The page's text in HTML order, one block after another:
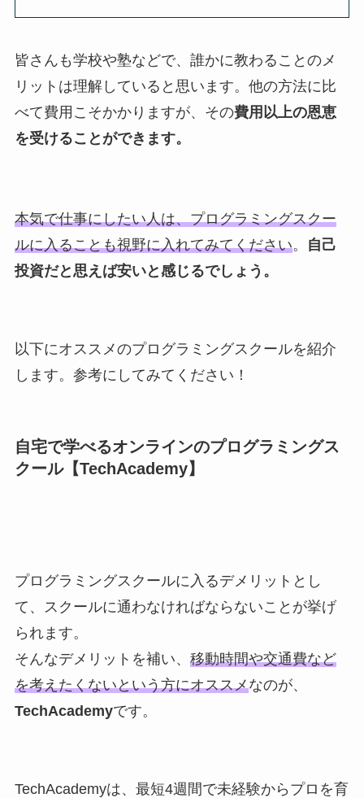
皆さんも学校や塾などで、誰かに教わることのメ
リットは理解していると思います。他の方法に比
べて費用こそかかりますが、その費用以上の恩恵
を受けることができます。
本気で仕事にしたい人は、プログラミングスクー
ルに入ることも視野に入れてみてください。
自己
投資だと思えば安いと感じるでしょう。
以下にオススメのプログラミングスクールを紹介
します。参考にしてみてください！
自宅で学べるオンラインのプログラミングス
クール【TechAcademy】
プログラミングスクールに入るデメリットとし
て、スクールに通わなければならないことが挙げ
られます。
そんなデメリットを補い、 移動時間や交通費など
を考えたくないという方にオススメなのが、
TechAcademyです。
TechAcademyは、最短4週間で未経験からプロを育